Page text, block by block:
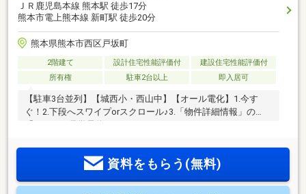
ＪＲ鹿児島本線 熊本駅 徒歩17分
熊本市電上熊本線 新町駅 徒歩20分
熊本県熊本市西区戸坂町
2階建て 設計住宅性能評価付
建設住宅性能評価付
所有権
駐車2台以上 即入居可
【駐車3台並列】【城西小・西山中】【オール電化】1.今す
ぐ！2.下段へスワイプorスクロール♪3.「物件詳細情報」の
す。採用しているI.D.S工法「木造軸組パネル工法」は、木造
軸組工法の設計自由度と構造用合板パネル工法の耐震性の高
資料をもらう(無料)